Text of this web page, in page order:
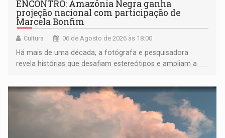
ENCONTRO: Amazônia Negra ganha
projeção nacional com participação de
Marcela Bonfim
Cultura 06 de Agosto de 2026 às 18:00
Há mais de uma década, a fotógrafa e pesquisadora
revela histórias que desafiam estereótipos e ampliam a
negras